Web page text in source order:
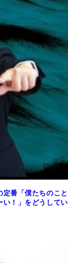
番「僕たちのこと
い！」をどうしてい